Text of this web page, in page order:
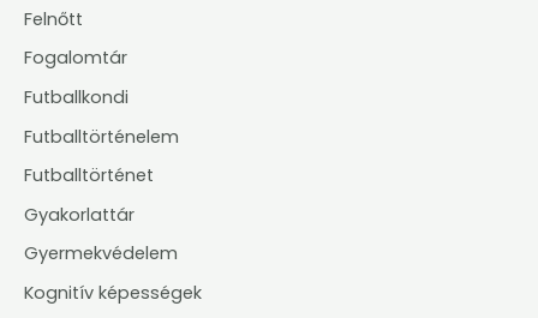
Felnőtt
Fogalomtár
Futballkondi
Futballtörténelem
Futballtörténet
Gyakorlattár
Gyermekvédelem
Kognitív képességek